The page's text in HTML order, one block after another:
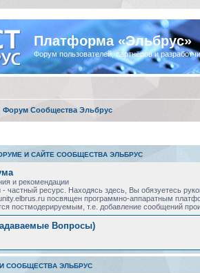
Платформа «Эльбрус»
Форум пользователей, партнёров и
Форум Сообщества Эльбрус
И САЙТЕ СООБЩЕСТВА ЭЛЬБРУС
и рекомендации
- частный ресурс. Находясь здесь, Вы обязуетесь
посвящен программно-аппаратным
постмодерируемым, т.е. добавление сообщений
Вопросы)
СООБЩЕСТВА ЭЛЬБРУС